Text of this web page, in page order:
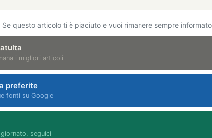
Se questo articolo ti è piaciuto e vuoi rimanere sempre informato
i migliori articoli
preferite
fonti su Google
seguici